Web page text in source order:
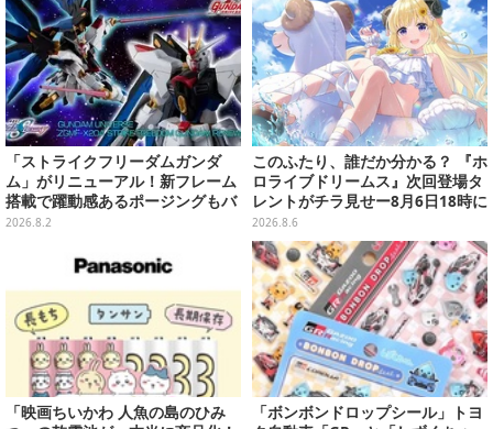
「ストライクフリーダムガンダ
ム」がリニューアル！新フレーム
搭載で躍動感あるポージングもバ
ッチリ
2026.8.2
このふたり、誰だか分かる？ 『ホ
ロライブドリームス』次回登場タ
レントがチラ見せー8月6日18時に
詳細が公開
2026.8.6
「映画ちいかわ 人魚の島のひみ
「ボンボンドロップシール」トヨ